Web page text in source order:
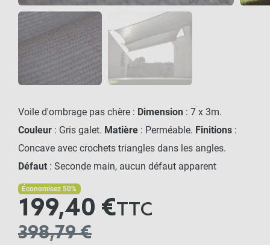
Voile d'ombrage pas chère : Dimension : 7 x 3m.
Couleur : Gris galet. Matière : Perméable. Finitions :
Concave avec crochets triangles dans les angles.
Défaut : Seconde main, aucun défaut apparent
Économisez 50%
199,40 €TTC
398,79 €